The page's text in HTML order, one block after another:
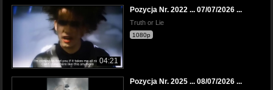
04:21
Pozycja Nr. 2022 ... 07/07/2026 ...
Truth or Lie
1080p
Pozycja Nr. 2025 ... 08/07/2026 ...